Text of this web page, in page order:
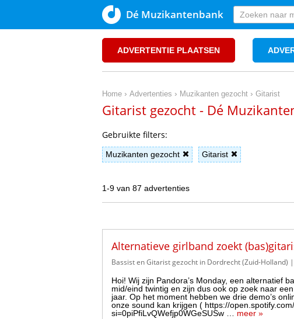
Dé Muzikantenbank
ADVERTENTIE PLAATSEN
Home › Advertenties › Muzikanten gezocht › Gitarist
Gitarist gezocht - Dé
Gebruikte filters:
Muzikanten gezocht Gitarist
1-9 van 87 advertenties
Alternatieve girlband zoekt
Bassist en Gitarist gezocht in Dordrecht (Zuid-Holland)
Hoi! Wij zijn Pandora’s Monday, een alternatief
mid/eind twintig en zijn dus ook op zoek naar
jaar. Op het moment hebben we drie demo’s
onze sound kan krijgen ( https://
si=0piPfiLvQWefjp0WGeSUSw … meer »